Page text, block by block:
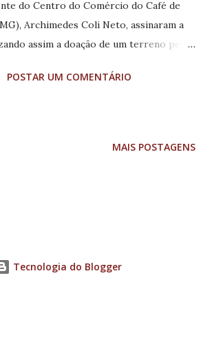
do Centro do Comércio do Café de
Archimedes Coli Neto, assinaram a
assim a doação de um terreno pelo
do Comércio de Café, 185, no bairro
que tem pouco mais de 1.000
POSTAR UM COMENTÁRIO
MAIS POSTAGENS
Tecnologia do Blogger